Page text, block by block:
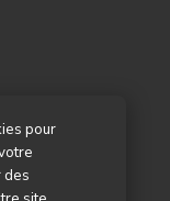
pour
des